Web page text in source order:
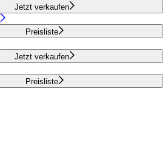
Jetzt verkaufen
Preisliste
Jetzt verkaufen
Preisliste